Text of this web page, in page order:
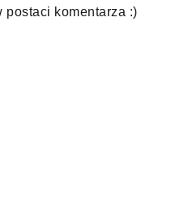
postaci komentarza :)